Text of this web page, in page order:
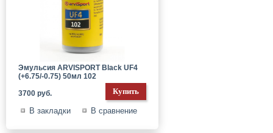
Эмульсия ARVISPORT Black UF4
(+6.75/-0.75) 50мл 102
3700 руб.
В закладки В сравнение